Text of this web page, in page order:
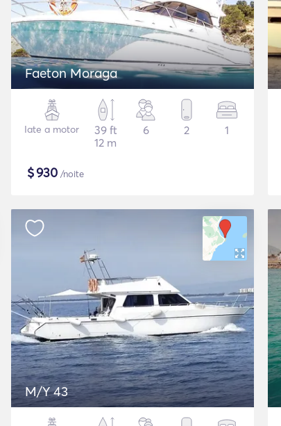
Faeton Moraga
Iate a motor
39 ft
12 m
6 2 1
$930 /noite
M/Y 43